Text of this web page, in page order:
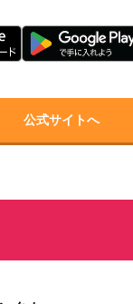
公式サイトへ